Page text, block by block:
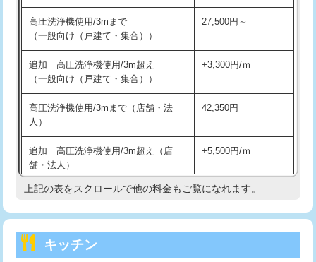
交換・取付(排水栓・排水トラップ
（P/S/ポップアップ））
22,000円+材料費
交換・取付（その他部品） 11,000円+材料費
持込商品取付（単水栓） 13,200円
持込商品取付（混合水栓）
持込商品取付（浄水器・分岐水栓） 16,500円
持込商品取付（温水洗浄便座） 22,000円
持込商品取付（普通便座⇔温水洗浄便
22,000円
給水管工事※（ホール加工)
高圧洗浄機使用/3mまで
（一般向け（戸建て・集合））
27,500円～
追加 高圧洗浄機使用/3m超え
（一般向け（戸建て・集合））
+3,300円/ｍ
高圧洗浄機使用/3mまで（店舗・法
人）
42,350円
追加 高圧洗浄機使用/3m超え（店
舗・法人）
+5,500円/ｍ
高度高圧洗浄換 現地調査
トーラー機使用/3mまで
上記の表をスクロールで他の料金もご覧になれます。
キッチン